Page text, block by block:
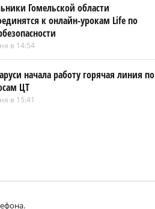
Гомельской области
к онлайн-урокам Life по
в 14:54
начала работу горячая линия по
ЦТ
в 15:41